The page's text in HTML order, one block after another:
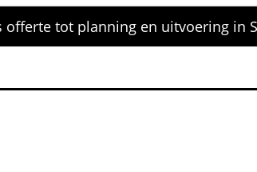
offerte tot planning en uitvoering in